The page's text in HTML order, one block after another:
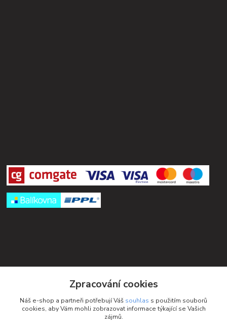
+420 732 552 122
Zpracování cookies
Náš e-shop a partneři potřebují Váš souhlas s použitím souborů
cookies, aby Vám mohli zobrazovat informace týkající se Vašich
zájmů.